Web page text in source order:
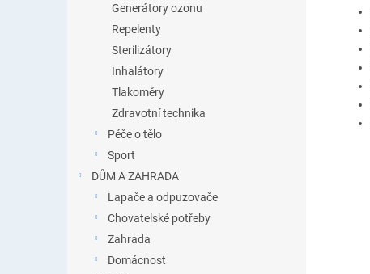
Generátory ozonu
Repelenty
Sterilizátory
Inhalátory
Tlakoměry
Zdravotní technika
Péče o tělo
Sport
DŮM A ZAHRADA
Lapače a odpuzovače
Chovatelské potřeby
Zahrada
Domácnost